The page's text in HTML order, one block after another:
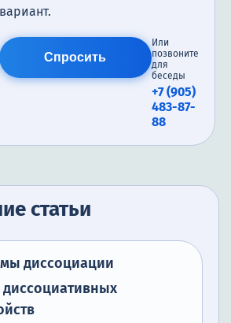
вариант.
Спросить
Или
позвоните
для
беседы
+7 (905)
483-87-
88
статьи
диссоциации